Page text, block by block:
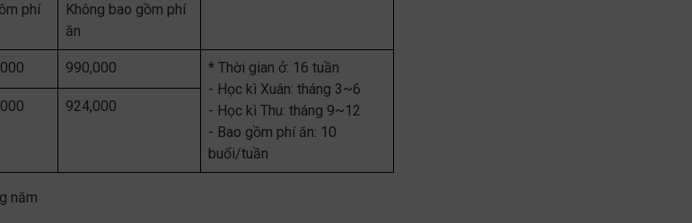
phí
Không bao gồm phí
ăn
990,000
* Thời gian ở: 16 tuần
- Học kì Xuân: tháng 3~6
- Học kì Thu: tháng 9~12
- Bao gồm phí ăn: 10
buổi/tuần
924,000
năm